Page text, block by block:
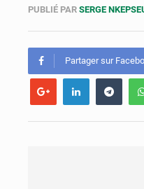
PUBLIÉ PAR SERGE
Partager sur